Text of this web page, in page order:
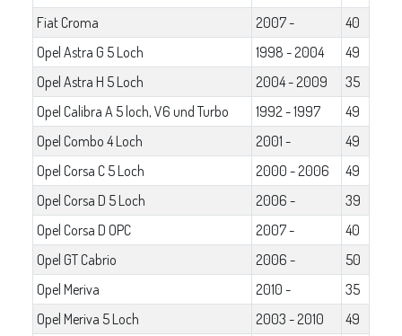
Fiat Croma
2007 -
40
Opel Astra G 5 Loch
1998 - 2004
49
Opel Astra H 5 Loch
2004 - 2009
35
Opel Calibra A 5 loch, V6 und Turbo
1992 - 1997
49
Opel Combo 4 Loch
2001 -
49
Opel Corsa C 5 Loch
2000 - 2006
49
Opel Corsa D 5 Loch
2006 -
39
Opel Corsa D OPC
2007 -
40
Opel GT Cabrio
2006 -
50
Opel Meriva
2010 -
35
Opel Meriva 5 Loch
2003 - 2010
49